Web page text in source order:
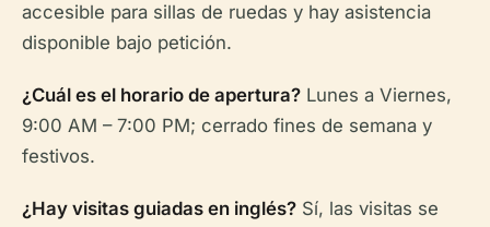
accesible para sillas de ruedas y hay asistencia
disponible bajo petición.
¿Cuál es el horario de apertura? Lunes a Viernes,
9:00 AM – 7:00 PM; cerrado fines de semana y
festivos.
¿Hay visitas guiadas en inglés? Sí, las visitas se